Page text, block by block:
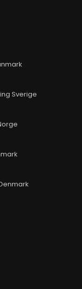
Sverige